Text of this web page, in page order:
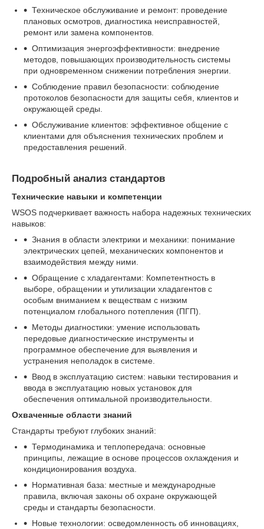
Техническое обслуживание и ремонт: проведение
плановых осмотров, диагностика неисправностей,
ремонт или замена компонентов.
Оптимизация энергоэффективности: внедрение
методов, повышающих производительность системы
при одновременном снижении потребления энергии.
Соблюдение правил безопасности: соблюдение
протоколов безопасности для защиты себя, клиентов и
окружающей среды.
Обслуживание клиентов: эффективное общение с
клиентами для объяснения технических проблем и
предоставления решений.
Подробный анализ стандартов
Технические навыки и компетенции
WSOS подчеркивает важность набора надежных технических
навыков:
Знания в области электрики и механики: понимание
электрических цепей, механических компонентов и
взаимодействия между ними.
Обращение с хладагентами: Компетентность в
выборе, обращении и утилизации хладагентов с
особым вниманием к веществам с низким
потенциалом глобального потепления (ПГП).
Методы диагностики: умение использовать
передовые диагностические инструменты и
программное обеспечение для выявления и
устранения неполадок в системе.
Ввод в эксплуатацию систем: навыки тестирования и
ввода в эксплуатацию новых установок для
обеспечения оптимальной производительности.
Охваченные области знаний
Стандарты требуют глубоких знаний:
Термодинамика и теплопередача: основные
принципы, лежащие в основе процессов охлаждения и
кондиционирования воздуха.
Нормативная база: местные и международные
правила, включая законы об охране окружающей
среды и стандарты безопасности.
Новые технологии: осведомленность об инновациях,